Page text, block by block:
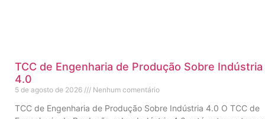
TCC de Engenharia de Produção Sobre Indústria
4.0
5 de agosto de 2026 Nenhum comentário
TCC de Engenharia de Produção Sobre Indústria 4.0 O TCC de